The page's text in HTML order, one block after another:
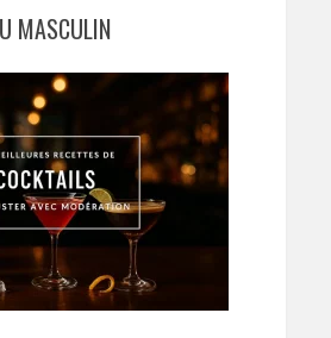
MASCULIN